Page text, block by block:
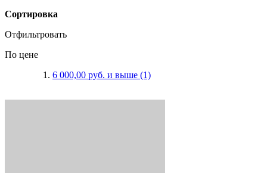
Сортировка
Отфильтровать
По цене
6 000,00 руб. и выше (1)